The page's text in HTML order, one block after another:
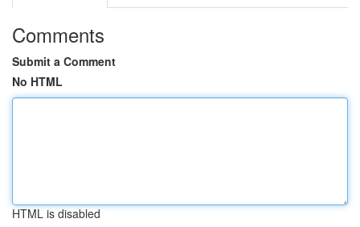
Comments
Submit a Comment
No HTML
HTML is disabled